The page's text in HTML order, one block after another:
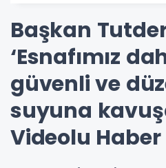
Başkan
‘Esnafımız
güvenli ve
suyuna
Videolu Haber